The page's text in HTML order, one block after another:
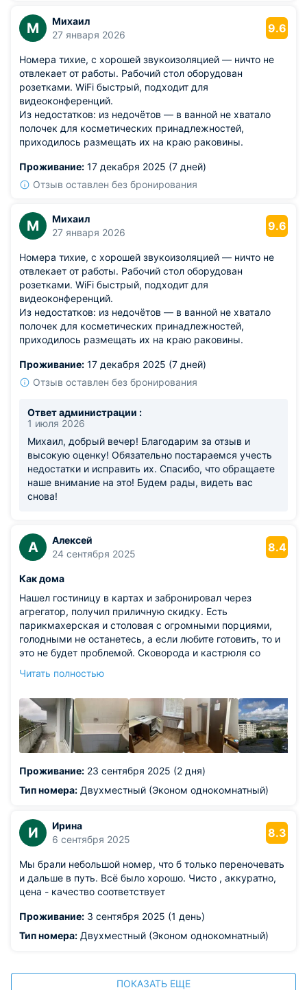
М
Михаил
27 января 2026
9.6
Номера тихие, с хорошей звукоизоляцией — ничто не
отвлекает от работы. Рабочий стол оборудован
розетками. WiFi быстрый, подходит для
видеоконференций.
Из недостатков: из недочётов — в ванной не хватало
полочек для косметических принадлежностей,
приходилось размещать их на краю раковины.
Проживание: 17 декабря 2025 (7 дней)
Отзыв оставлен без бронирования
М
Михаил
27 января 2026
9.6
Номера тихие, с хорошей звукоизоляцией — ничто не
отвлекает от работы. Рабочий стол оборудован
розетками. WiFi быстрый, подходит для
видеоконференций.
Из недостатков: из недочётов — в ванной не хватало
полочек для косметических принадлежностей,
приходилось размещать их на краю раковины.
Проживание: 17 декабря 2025 (7 дней)
Отзыв оставлен без бронирования
Ответ администрации :
1 июля 2026
Михаил, добрый вечер! Благодарим за отзыв и
высокую оценку! Обязательно постараемся учесть
недостатки и исправить их. Спасибо, что обращаете
наше внимание на это! Будем рады, видеть вас
снова!
А
Алексей
24 сентября 2025
8.4
Как дома
Нашел гостиницу в картах и забронировал через
агрегатор, получил приличную скидку. Есть
парикмахерская и столовая с огромными порциями,
голодными не останетесь, а если любите готовить, то и
это не будет проблемой. Сковорода и кастрюля со
продуктовый магазин. В общем разница с
минимальная.
Из недостатков: 1) За паковку ответственность не
берут, но видеофиксация имеется . В случае форс
мажора можно собрать доказательную базу. А с в 100
всей строгости закона. 2) Берите тапочки с собой.
Читать полностью
Проживание: 23 сентября 2025 (2 дня)
Тип номера: Двухместный (Эконом однокомнатный)
И
Ирина
6 сентября 2025
8.3
Мы брали небольшой номер, что б только переночевать
и дальше в путь. Всё было хорошо. Чисто , аккуратно,
цена - качество соответствует
Проживание: 3 сентября 2025 (1 день)
Тип номера: Двухместный (Эконом однокомнатный)
ПОКАЗАТЬ ЕЩЕ